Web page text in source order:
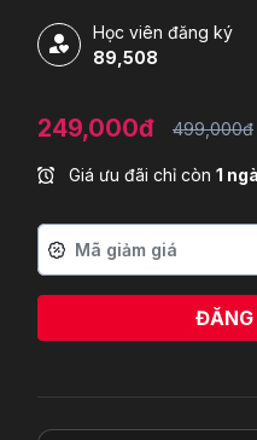
Học viên đăng ký
89,508
249,000đ 499,000đ
Giá ưu đãi chỉ còn 1
ĐĂNG